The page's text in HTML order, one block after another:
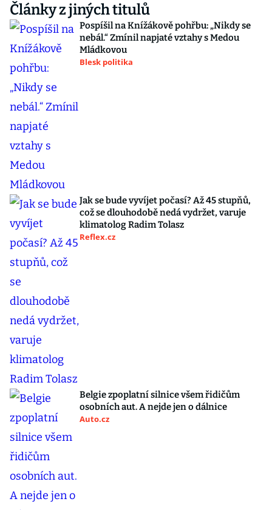
Články z jiných titulů
Pospíšil na Knížákově pohřbu: „Nikdy se
nebál.“ Zmínil napjaté vztahy s Medou
Mládkovou
Blesk politika
Jak se bude vyvíjet počasí? Až 45 stupňů,
což se dlouhodobě nedá vydržet, varuje
klimatolog Radim Tolasz
Reflex.cz
Belgie zpoplatní silnice všem řidičům
osobních aut. A nejde jen o dálnice
Auto.cz